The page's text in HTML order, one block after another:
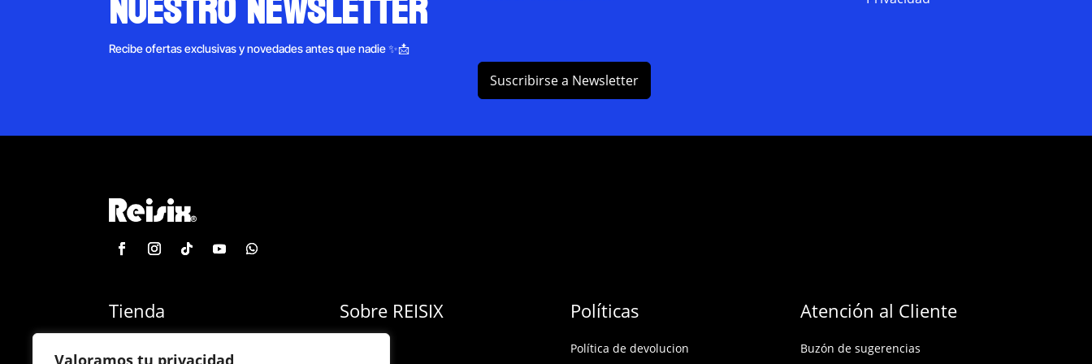
Valoramos tu privacidad
Recibe ofertas exclusivas y novedades antes que nadie ✨📩
Suscribirse a Newsletter
Tienda Sobre REISIX Políticas
Política de devolucion
Atención al Cliente
Buzón de sugerencias